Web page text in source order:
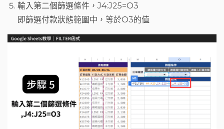
輸入第二個篩選條件，J4:J25=O3
即篩選付款狀態範圍中，等於O3的值